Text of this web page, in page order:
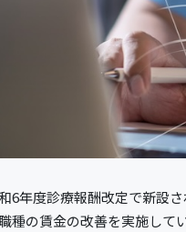
6年度診療報酬改定で新設
種の賃金の改善を実施して